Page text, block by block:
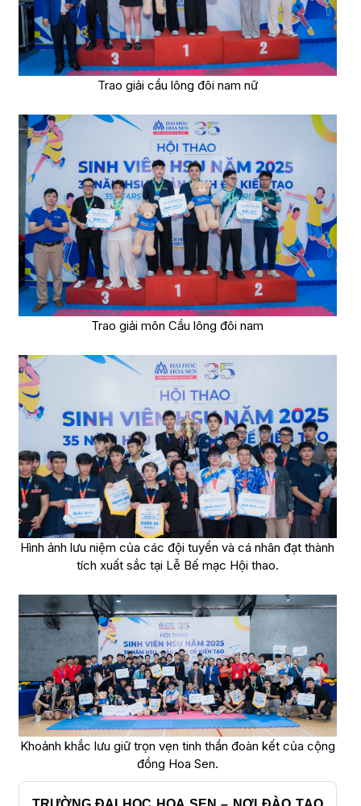
Trao giải cầu lông đôi nam nữ
Trao giải môn Cầu lông đôi nam
Hình ảnh lưu niệm của các đội tuyển và cá nhân đạt thành
tích xuất sắc tại Lễ Bế mạc Hội thao.
Khoảnh khắc lưu giữ trọn vẹn tinh thần đoàn kết của cộng
đồng Hoa Sen.